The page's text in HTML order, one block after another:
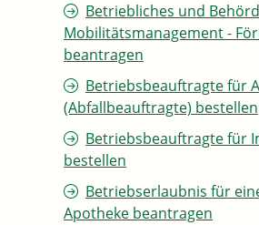
Betriebliches und
Mobilitätsmanagement -
beantragen
Betriebsbeauftragte für
(Abfallbeauftragte) bestellen
Betriebsbeauftragte für
bestellen
Betriebserlaubnis für
Apotheke beantragen